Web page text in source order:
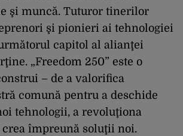
şi muncă. Tuturor tinerilor
şi pionieri ai tehnologiei
capitol al alianţei
„Freedom 250” este o
– de a valorifica
comună pentru a deschide
tehnologii, a revoluţiona
împreună soluţii noi.